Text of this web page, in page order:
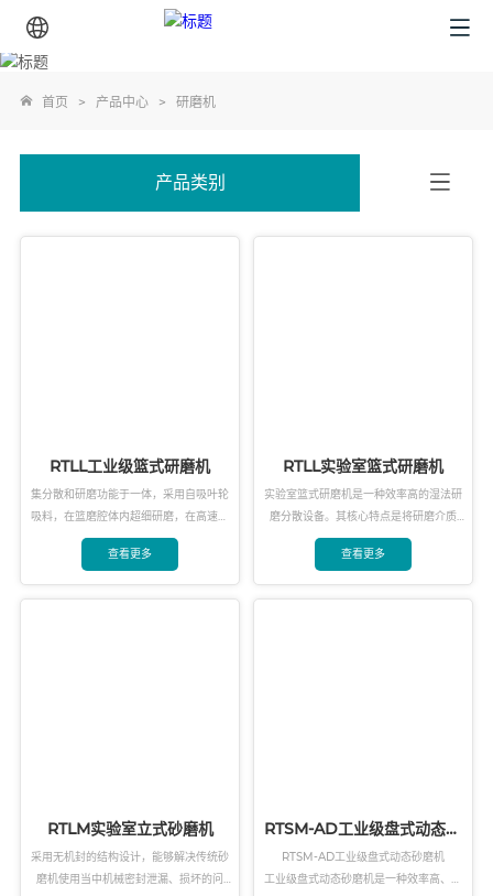
首页 > 产品中心 > 研磨机
产品类别
RTLL工业级篮式研磨机
集分散和研磨功能于一体，采用自吸叶轮
吸料，在篮磨腔体内超细研磨，在高速分
散盘作用下产生分散，混合和循环效应的
原理。对涂料、农药、油墨等细度要求很
高的行业有很好的研磨效果，同时，清洗
液十分方便，残留少，经济实用。
查看更多
RTLL实验室篮式研磨机
实验室篮式研磨机是一种效率高的湿法研
磨分散设备。其核心特点是将研磨介质
（如锆珠）封闭在一个可升降的篮式研磨
头内，工作时研磨头沉浸于料浆中高速旋
转，实现对物料的研磨、分散和混合。它
省去了传统设备预分散的步骤，易于清洗
查看更多
RTLM实验室立式砂磨机
采用无机封的结构设计，能够解决传统砂
磨机使用当中机械密封泄漏、损坏的问
RTSM-AD工业级盘式动态砂
磨机
RTSM-AD工业级盘式动态砂磨机
工业级盘式动态砂磨机是一种效率高、连